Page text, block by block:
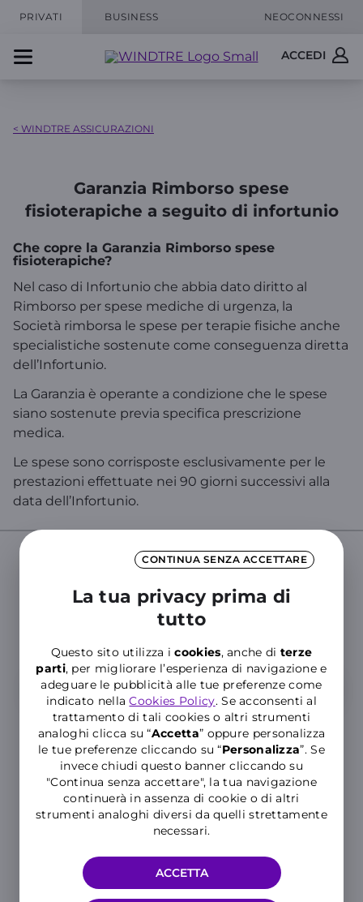
CONTINUA SENZA ACCETTARE
La tua privacy prima di
tutto
Questo sito utilizza icookies, anche di terze
parti, per migliorare l’esperienza di navigazione e
adeguare le pubblicità alle tue preferenze come
indicato nellaCookies Policy. Se acconsenti al
trattamento di tali cookies o altri strumenti
analoghi clicca su “Accetta” oppure personalizza
le tue preferenze cliccando su “Personalizza”. Se
invece chiudi questo banner cliccando su
"Continua senza accettare", la tua navigazione
continuerà in assenza di cookie o di altri
strumenti analoghi diversi da quelli strettamente
necessari.
ACCETTA
PRIVATI BUSINESS NEOCONNESSI
ACCEDI
< WINDTRE ASSICURAZIONI
Garanzia Rimborso spese
fisioterapiche a seguito di infortunio
Che copre la Garanzia Rimborso spese
fisioterapiche?
Nel caso di Infortunio che abbia dato diritto al
Rimborso per spese mediche di urgenza, la
Società rimborsa le spese per terapie fisiche anche
specialistiche sostenute come conseguenza diretta
dell’Infortunio.
La Garanzia è operante a condizione che le spese
siano sostenute previa specifica prescrizione
medica.
Le spese sono corrisposte esclusivamente per le
prestazioni effettuate nei 90 giorni successivi alla
data dell’Infortunio.
Cerca nelle Domande Frequenti del
Supporto WINDTRE
Inserisci almeno tre caratteri per cercare nelle FAQ
Hai ancora bisogno di aiuto?